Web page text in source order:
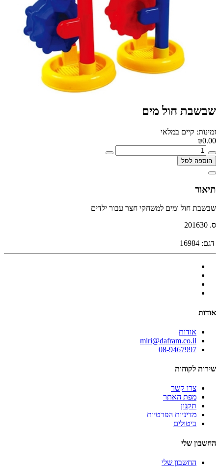
שבשבת חול מים
זמינות: קיים במלאי
₪0.00
הוספה לסל
תיאור
שבשבת חול ומים למשחקי חצר עבור ילדים
ס. 201630
דגם: 16984
אודות
אודות
miri@dafram.co.il
08-9467997
שירות לקוחות
צרו קשר
מפת האתר
תקנון
מדיניות הפרטיות
ביטולים
החשבון שלי
החשבון שלי